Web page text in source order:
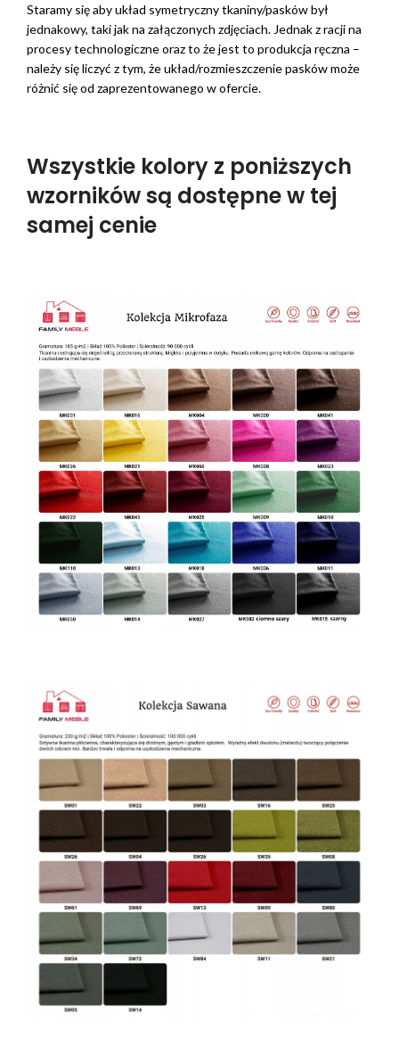
Staramy się aby układ symetryczny tkaniny/pasków był
jednakowy, taki jak na załączonych zdjęciach. Jednak z racji na
procesy technologiczne oraz to że jest to produkcja ręczna –
należy się liczyć z tym, że układ/rozmieszczenie pasków może
różnić się od zaprezentowanego w ofercie.
Wszystkie kolory z poniższych
wzorników są dostępne w tej
samej cenie